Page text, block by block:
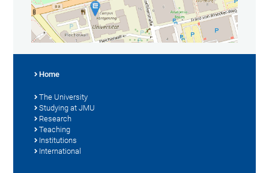
Home
The University
Studying at JMU
Research
Teaching
Institutions
International